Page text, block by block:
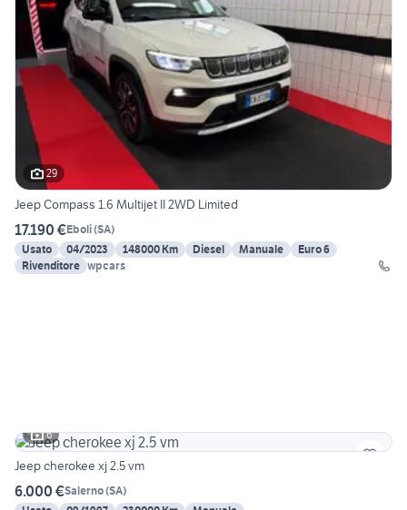
29
Jeep Compass 1.6 Multijet II 2WD Limited
17.190 €Eboli(SA)
Usato
04/2023 148000 Km Diesel Manuale
Euro 6
Rivenditore wpcars
6
Jeep cherokee xj 2.5 vm
6.000 €Salerno(SA)